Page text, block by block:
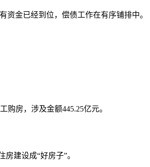
资金已经到位，偿债工作在有序铺排中。
购房，涉及金额445.25亿元。
建设成“好房子”。